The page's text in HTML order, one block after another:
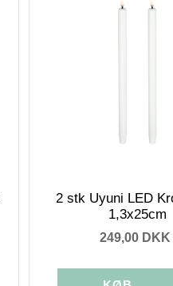
2 stk Uyuni LED
1,3x25cm
249,00 DKK